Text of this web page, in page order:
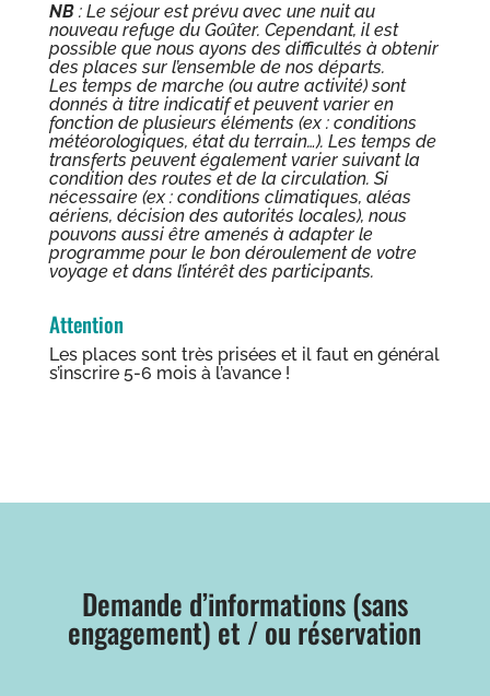
NB: Le séjour est prévu avec une nuit au
nouveau refuge du Goûter. Cependant, il est
possible que nous ayons des difficultés à obtenir
des places sur l’ensemble de nos départs.
Les temps de marche (ou autre activité) sont
donnés à titre indicatif et peuvent varier en
fonction de plusieurs éléments (ex : conditions
météorologiques, état du terrain…). Les temps de
transferts peuvent également varier suivant la
condition des routes et de la circulation. Si
nécessaire (ex : conditions climatiques, aléas
aériens, décision des autorités locales), nous
pouvons aussi être amenés à adapter le
programme pour le bon déroulement de votre
voyage et dans l’intérêt des participants.
Attention
Les places sont très prisées et il faut en général
s’inscrire 5-6 mois à l’avance !
Demande d’informations (sans
engagement) et / ou réservation